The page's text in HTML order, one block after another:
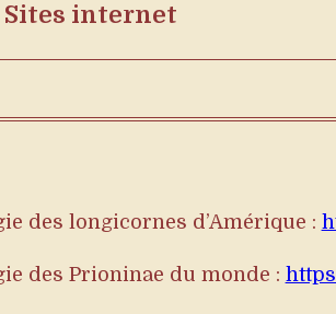
Sites internet
des longicornes d’Amérique :
des Prioninae du monde :